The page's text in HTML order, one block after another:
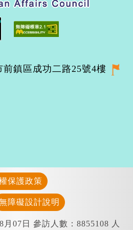
鎮區成功二路25號4樓
保護政策
障礙設計說明
月07日 參訪人數：8855108 人